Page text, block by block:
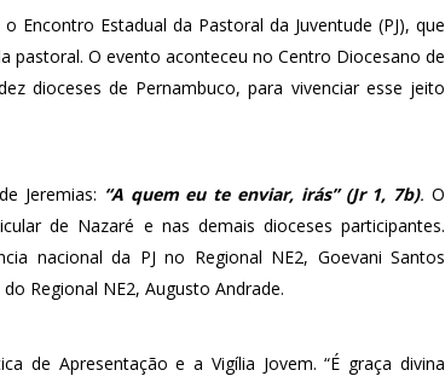
Estadual da Pastoral da Juventude (PJ), que
O evento aconteceu no Centro Diocesano de
dioceses de Pernambuco, para vivenciar esse jeito
Jeremias: “A quem eu te enviar, irás” (Jr 1, 7b).O
de Nazaré e nas demais dioceses participantes.
nacional da PJ no Regional NE2, Goevani Santos
Regional NE2, Augusto Andrade.
de Apresentação e a Vigília Jovem. “É graça divina